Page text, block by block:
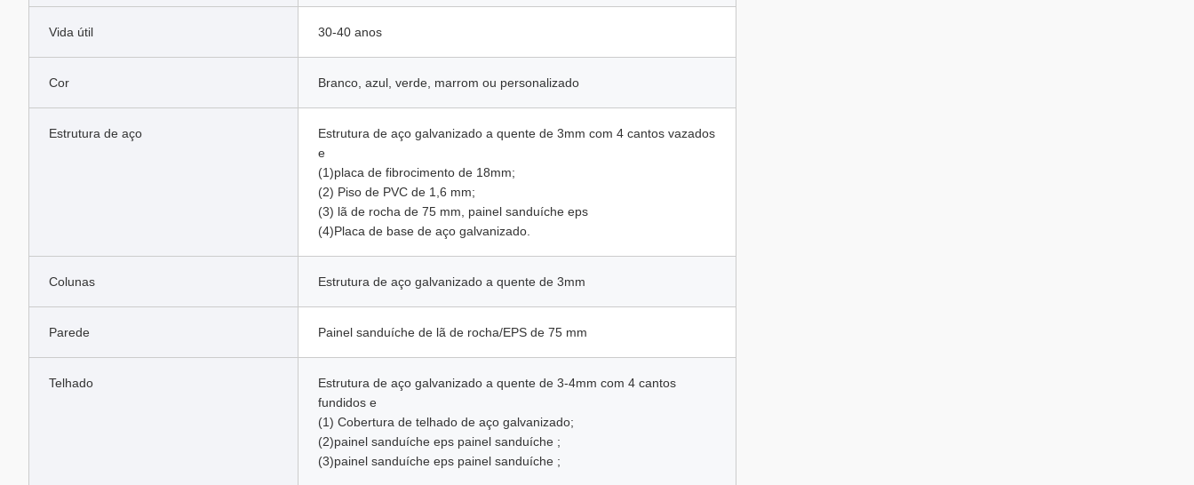
Vida útil 30-40 anos
Cor Branco, azul, verde, marrom ou personalizado
Estrutura de aço
Estrutura de aço galvanizado a quente de 3mm com 4 cantos vazados
e
(1)placa de fibrocimento de 18mm;
(2) Piso de PVC de 1,6 mm;
(3) lã de rocha de 75 mm, painel sanduíche eps
(4)Placa de base de aço galvanizado.
Colunas Estrutura de aço galvanizado a quente de 3mm
Parede Painel sanduíche de lã de rocha/EPS de 75 mm
Telhado
Estrutura de aço galvanizado a quente de 3-4mm com 4 cantos
fundidos e
(1) Cobertura de telhado de aço galvanizado;
(2)painel sanduíche eps painel sanduíche ;
(3)painel sanduíche eps painel sanduíche ;